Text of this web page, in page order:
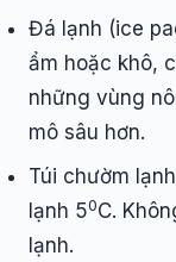
Đá lạnh (ice
ẩm hoặc khô,
những vùng
mô sâu hơn.
Túi chườm
lạnh 50C.
lạnh.